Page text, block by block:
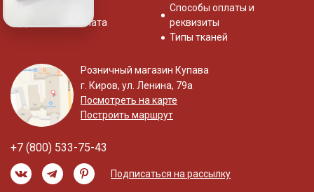
Система скидок
Доставка и оплата
Способы оплаты и
реквизиты
Типы тканей
Розничный магазин Купава
г. Киров, ул. Ленина, 79а
Посмотреть на карте
Построить маршрут
+7 (800) 533-75-43
Подписаться на рассылку